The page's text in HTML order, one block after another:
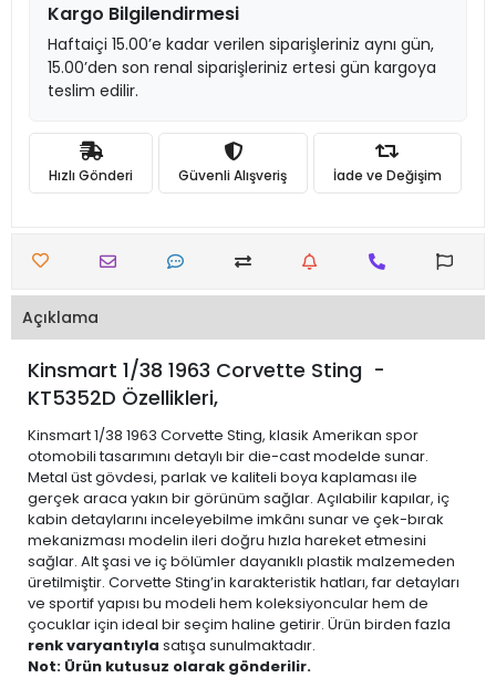
Kargo Bilgilendirmesi
Haftaiçi 15.00’e kadar verilen siparişleriniz aynı gün,
15.00’den son renal siparişleriniz ertesi gün kargoya
teslim edilir.
Hızlı Gönderi Güvenli Alışveriş İade ve Değişim
Açıklama
Kinsmart 1/38 1963 Corvette Sting -
KT5352D Özellikleri,
Kinsmart 1/38 1963 Corvette Sting, klasik Amerikan spor
otomobili tasarımını detaylı bir die-cast modelde sunar.
Metal üst gövdesi, parlak ve kaliteli boya kaplaması ile
gerçek araca yakın bir görünüm sağlar. Açılabilir kapılar, iç
kabin detaylarını inceleyebilme imkânı sunar ve çek-bırak
mekanizması modelin ileri doğru hızla hareket etmesini
sağlar. Alt şasi ve iç bölümler dayanıklı plastik malzemeden
üretilmiştir. Corvette Sting’in karakteristik hatları, far detayları
ve sportif yapısı bu modeli hem koleksiyoncular hem de
çocuklar için ideal bir seçim haline getirir. Ürün birden fazla
renk varyantıyla satışa sunulmaktadır.
Not: Ürün kutusuz olarak gönderilir.